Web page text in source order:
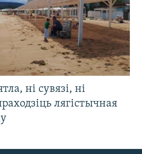
ні сувязі, ні
лягістычная